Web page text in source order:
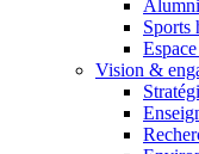
Alumni
Sports
Vision &